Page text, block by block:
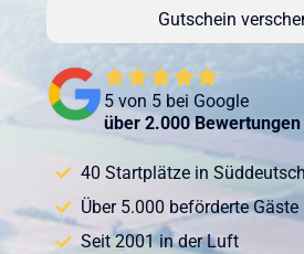
Gutschein
5 von 5 bei Google
über 2.000 Bewertungen
40 Startplätze in
Über 5.000 beförderte
Seit 2001 in der Luft